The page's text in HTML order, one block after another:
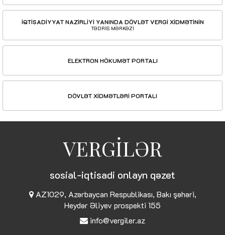
İQTİSADİYYAT NAZİRLİYİ YANINDA DÖVLƏT VERGİ XİDMƏTİNİN
TƏDRİS MƏRKƏZİ
ELEKTRON HÖKUMƏT PORTALI
DÖVLƏT XİDMƏTLƏRİ PORTALI
VERGİLƏR
sosial-iqtisadi onlayn qəzet
AZ1029, Azərbaycan Respublikası, Bakı şəhəri,
Heydər Əliyev prospekti 155
info@vergiler.az